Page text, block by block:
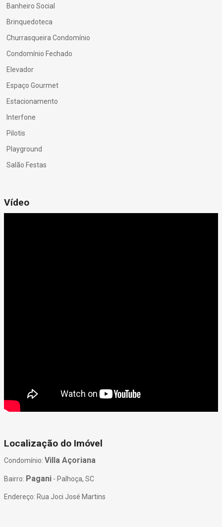
Banheiro Social
Brinquedoteca
Churrasqueira Condomínio
Condomínio Fechado
Elevador
Espaço Gourmet
Estacionamento
Interfone
Pilotis
Playground
Salão Festas
Vídeo
Localização do Imóvel
Condomínio: Villa Açoriana
Bairro: Pagani - Palhoça, SC
Endereço: Rua Joci José Martins